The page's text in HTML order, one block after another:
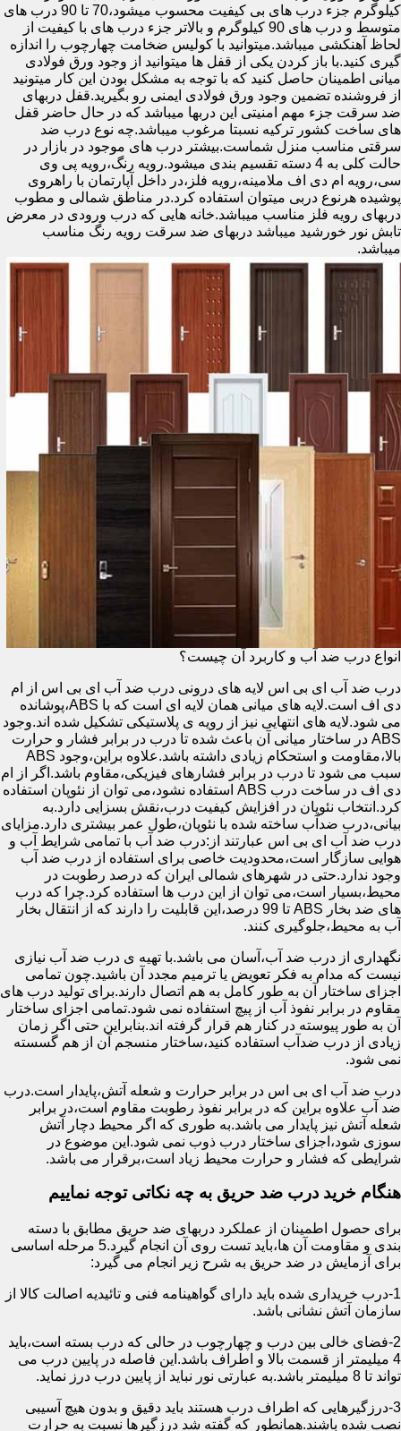
کیلوگرم جزء درب های بی کیفیت محسوب میشود،70 تا 90 درب های
متوسط و درب های 90 کیلوگرم و بالاتر جزء درب های با کیفیت از
لحاظ آهنکشی میباشد.میتوانید با کولیس ضخامت چهارچوب را اندازه
گیری کنید.با باز کردن یکی از قفل ها میتوانید از وجود ورق فولادی
میانی اطمینان حاصل کنید که با توجه به مشکل بودن این کار میتونید
از فروشنده تضمین وجود ورق فولادی ایمنی رو بگیرید.قفل دربهای
ضد سرقت جزء مهم امنیتی این دربها میباشد که در حال حاضر قفل
های ساخت کشور ترکیه نسبتا مرغوب میباشد.چه نوع درب ضد
سرقتی مناسب منزل شماست.بیشتر درب های موجود در بازار در
حالت کلی به 4 دسته تقسیم بندی میشود.رویه رنگ،رویه پی وی
سی،رویه ام دی اف ملامینه،رویه فلز،در داخل آپارتمان با راهروی
پوشیده هرنوع دربی میتوان استفاده کرد.در مناطق شمالی و مطوب
دربهای رویه فلز مناسب میباشد.خانه هایی که درب ورودی در معرض
تابش نور خورشید میباشد دربهای ضد سرقت رویه رنگ مناسب
میباشد.
انواع درب ضد آب و کاربرد آن چیست؟
درب ضد آب ای بی اس لایه های درونی درب ضد آب ای بی اس از ام
دی اف است.لایه های میانی همان لایه ای است که با ABS،پوشانده
می شود.لایه های انتهایی نیز از رویه ی پلاستیکی تشکیل شده اند.وجود
ABS در ساختار میانی آن باعث شده تا درب در برابر فشار و حرارت
بالا،مقاومت و استحکام زیادی داشته باشد.علاوه براین،وجود ABS
سبب می شود تا درب در برابر فشارهای فیزیکی،مقاوم باشد.اگر از ام
دی اف در ساخت درب ABS استفاده نشود،می توان از نئوپان استفاده
کرد.انتخاب نئوپان در افزایش کیفیت درب،نقش بسزایی دارد.به
بیانی،درب ضدآب ساخته شده با نئوپان،طول عمر بیشتری دارد.مزایای
درب ضد آب ای بی اس عبارتند از:درب ضد آب با تمامی شرایط آب و
هوایی سازگار است،محدودیت خاصی برای استفاده از درب ضد آب
وجود ندارد.حتی در شهرهای شمالی ایران که درصد رطوبت در
محیط،بسیار است،می توان از این درب ها استفاده کرد.چرا که درب
های ضد بخار ABS تا 99 درصد،این قابلیت را دارند که از انتقال بخار
آب به محیط،جلوگیری کنند.
نگهداری از درب ضد آب،آسان می باشد.با تهیه ی درب ضد آب نیازی
نیست که مدام به فکر تعویض یا ترمیم مجدد آن باشید.چون تمامی
اجزای ساختار آن به طور کامل به هم اتصال دارند.برای تولید درب های
مقاوم در برابر نفوذ آب از پیچ استفاده نمی شود.تمامی اجزای ساختار
آن به طور پیوسته در کنار هم قرار گرفته اند.بنابراین حتی اگر زمان
زیادی از درب ضدآب استفاده کنید،ساختار منسجم آن از هم گسسته
نمی شود.
درب ضد آب ای بی اس در برابر حرارت و شعله آتش،پایدار است.درب
ضد آب علاوه براین که در برابر نفوذ رطوبت مقاوم است،در برابر
شعله آتش نیز پایدار می باشد.به طوری که اگر محیط دچار آتش
سوزی شود،اجزای ساختار درب ذوب نمی شود.این موضوع در
شرایطی که فشار و حرارت محیط زیاد است،برقرار می باشد.
هنگام خرید درب ضد حریق به چه نکاتی توجه نماییم
برای حصول اطمینان از عملکرد دربهای ضد حریق مطابق با دسته
بندی و مقاومت آن ها،باید تست روی آن انجام گیرد.5 مرحله اساسی
برای آزمایش در ضد حریق به شرح زیر انجام می گیرد:
1-درب خریداری شده باید دارای گواهینامه فنی و تائیدیه اصالت کالا از
سازمان آتش نشانی باشد.
2-فضای خالی بین درب و چهارچوب در حالی که درب بسته است،باید
4 میلیمتر از قسمت بالا و اطراف باشد.این فاصله در پایین درب می
تواند تا 8 میلیمتر باشد.به عبارتی نور نباید از پایین درب درز نماید.
3-درزگیرهایی که اطراف درب هستند باید دقیق و بدون هیچ آسیبی
نصب شده باشند.همانطور که گفته شد درزگیرها نسبت به حرارت